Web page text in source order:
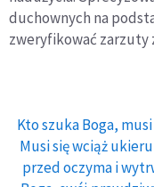
duchownych na
zweryfikować zarzuty
Kto szuka Boga,
Musi się wciąż
przed oczyma i